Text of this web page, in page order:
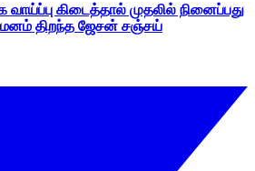
வாய்ப்பு கிடைத்தால் முதலில் நினைப்பது
திறந்த ஜேசன் சஞ்சய்